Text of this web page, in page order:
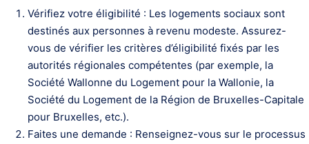
Vérifiez votre éligibilité : Les logements sociaux sont
destinés aux personnes à revenu modeste. Assurez-
vous de vérifier les critères d’éligibilité fixés par les
autorités régionales compétentes (par exemple, la
Société Wallonne du Logement pour la Wallonie, la
Société du Logement de la Région de Bruxelles-Capitale
pour Bruxelles, etc.).
Faites une demande : Renseignez-vous sur le processus